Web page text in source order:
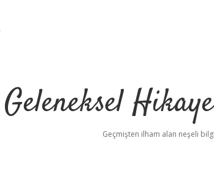
Geleneksel
Geçmişten ilham alan neşeli